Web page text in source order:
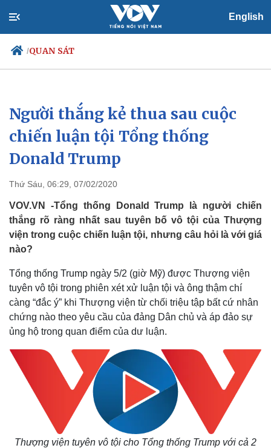
English
/QUAN SÁT
Chính trị
Đảng
Tổ chức nhân sự
Quốc hội
Xã hội
Tin 24h
Dự báo thời tiết
Người thắng kẻ thua sau cuộc
chiến luận tội Tổng thống
Donald Trump
Thứ Sáu, 06:29, 07/02/2020
VOV.VN -Tổng thống Donald Trump là người chiến
thắng rõ ràng nhất sau tuyên bố vô tội của Thượng
viện trong cuộc chiến luận tội, nhưng câu hỏi là với giá
nào?
Tổng thống Trump ngày 5/2 (giờ Mỹ) được Thượng viện
tuyên vô tội trong phiên xét xử luận tội và ông thậm chí
càng “đắc ý” khi Thượng viện từ chối triệu tập bất cứ nhân
chứng nào theo yêu cầu của đảng Dân chủ và áp đảo sự
ủng hộ trong quan điểm của dư luận.
Thượng viện tuyên vô tội cho Tổng thống Trump với cả 2